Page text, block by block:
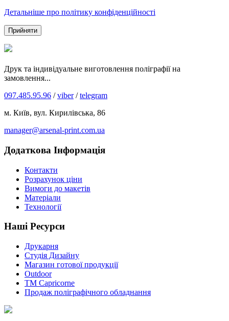
Детальніше про політику конфіденційності
Прийняти
Друк та індивідуальне виготовлення поліграфії на
замовлення...
097.485.95.96 /viber/telegram
м. Київ, вул. Кирилівська, 86
manager@arsenal-print.com.ua
Додаткова Інформація
Контакти
Розрахунок ціни
Вимоги до макетів
Матеріали
Технології
Наші Ресурси
Друкарня
Студія Дизайну
Магазин готової продукції
Outdoor
TM Capricorne
Продаж поліграфічного обладнання